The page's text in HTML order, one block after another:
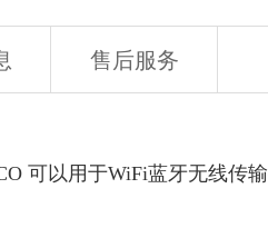
售后服务
可以用于WiFi蓝牙无线